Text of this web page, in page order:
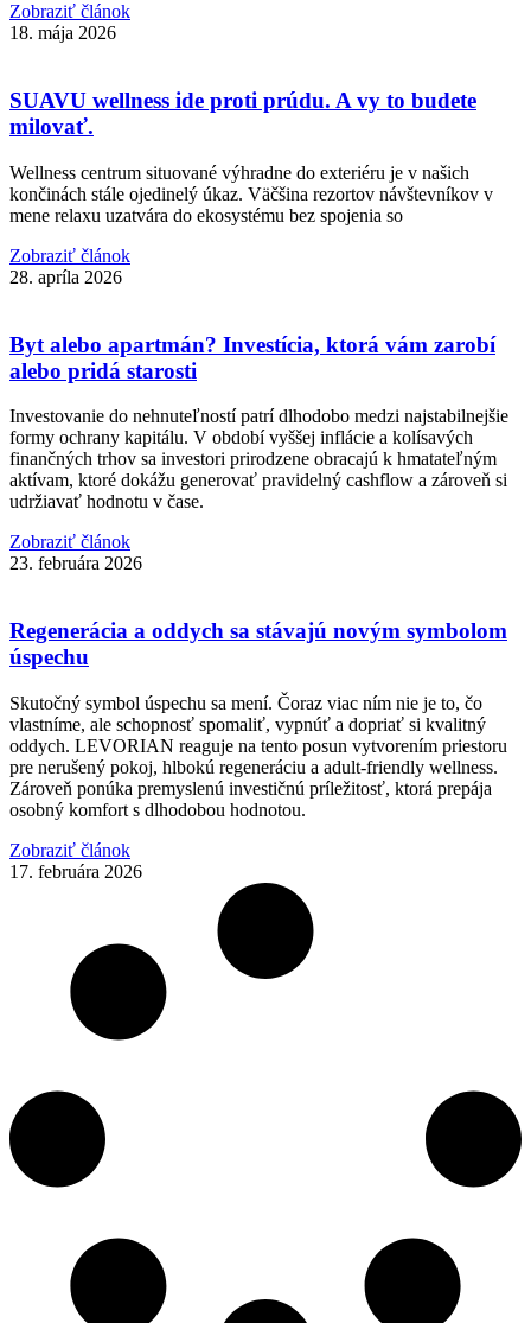
Zobraziť článok
18. mája 2026
SUAVU wellness ide proti prúdu. A vy to budete
milovať.
Wellness centrum situované výhradne do exteriéru je v našich
končinách stále ojedinelý úkaz. Väčšina rezortov návštevníkov v
mene relaxu uzatvára do ekosystému bez spojenia so
Zobraziť článok
28. apríla 2026
Byt alebo apartmán? Investícia, ktorá vám zarobí
alebo pridá starosti
Investovanie do nehnuteľností patrí dlhodobo medzi najstabilnejšie
formy ochrany kapitálu. V období vyššej inflácie a kolísavých
finančných trhov sa investori prirodzene obracajú k hmatateľným
aktívam, ktoré dokážu generovať pravidelný cashflow a zároveň si
udržiavať hodnotu v čase.
Zobraziť článok
23. februára 2026
Regenerácia a oddych sa stávajú novým symbolom
úspechu
Skutočný symbol úspechu sa mení. Čoraz viac ním nie je to, čo
vlastníme, ale schopnosť spomaliť, vypnúť a dopriať si kvalitný
oddych. LEVORIAN reaguje na tento posun vytvorením priestoru
pre nerušený pokoj, hlbokú regeneráciu a adult-friendly wellness.
Zároveň ponúka premyslenú investičnú príležitosť, ktorá prepája
osobný komfort s dlhodobou hodnotou.
Zobraziť článok
17. februára 2026